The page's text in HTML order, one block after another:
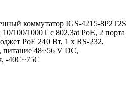
коммутатор IGS-4215-8P2T2S
100/1000T с 802.3at PoE, 2 порта
PoE 240 Вт, 1 x RS-232,
питание 48~56 V DC,
-40С~75C